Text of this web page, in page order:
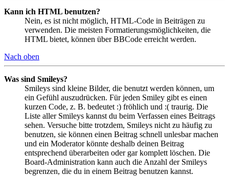
Kann ich HTML benutzen?
Nein, es ist nicht möglich, HTML-Code in Beiträgen zu
verwenden. Die meisten Formatierungsmöglichkeiten, die
HTML bietet, können über BBCode erreicht werden.
Nach oben
Was sind Smileys?
Smileys sind kleine Bilder, die benutzt werden können, um
ein Gefühl auszudrücken. Für jeden Smiley gibt es einen
kurzen Code, z. B. bedeutet :) fröhlich und :( traurig. Die
Liste aller Smileys kannst du beim Verfassen eines Beitrags
sehen. Versuche bitte trotzdem, Smileys nicht zu häufig zu
benutzen, sie können einen Beitrag schnell unlesbar machen
und ein Moderator könnte deshalb deinen Beitrag
entsprechend überarbeiten oder gar komplett löschen. Die
Board-Administration kann auch die Anzahl der Smileys
begrenzen, die du in einem Beitrag benutzen kannst.